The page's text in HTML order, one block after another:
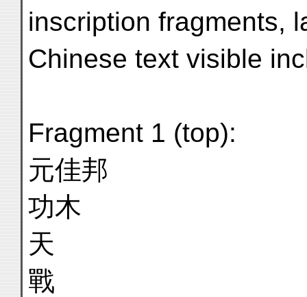
inscription fragments,
Chinese text visible
Fragment 1 (top):
元佳邦
功木
天
戰